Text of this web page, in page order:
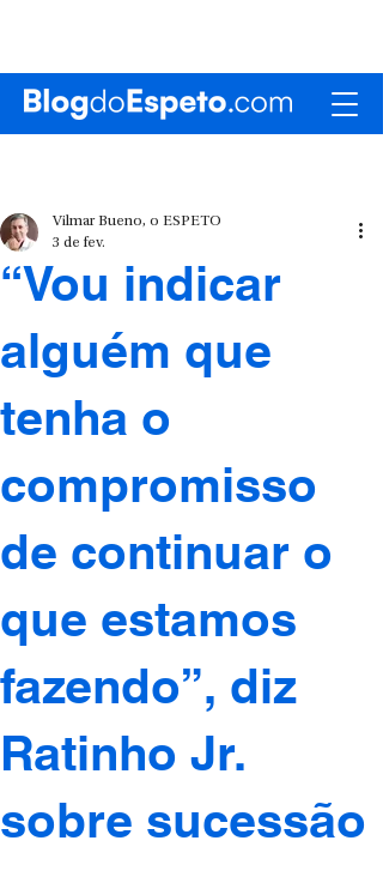
“Vou indicar
alguém que
tenha o
compromisso
de continuar o
que estamos
fazendo”, diz
Ratinho Jr.
sobre sucessão
Vilmar Bueno, o ESPETO
3 de fev.